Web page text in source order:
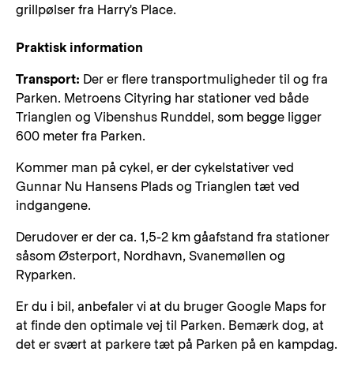
grillpølser fra Harry's Place.
Praktisk information
Transport: Der er flere transportmuligheder til og fra
Parken. Metroens Cityring har stationer ved både
Trianglen og Vibenshus Runddel, som begge ligger
600 meter fra Parken.
Kommer man på cykel, er der cykelstativer ved
Gunnar Nu Hansens Plads og Trianglen tæt ved
indgangene.
Derudover er der ca. 1,5-2 km gåafstand fra stationer
såsom Østerport, Nordhavn, Svanemøllen og
Ryparken.
Er du i bil, anbefaler vi at du bruger Google Maps for
at finde den optimale vej til Parken. Bemærk dog, at
det er svært at parkere tæt på Parken på en kampdag.